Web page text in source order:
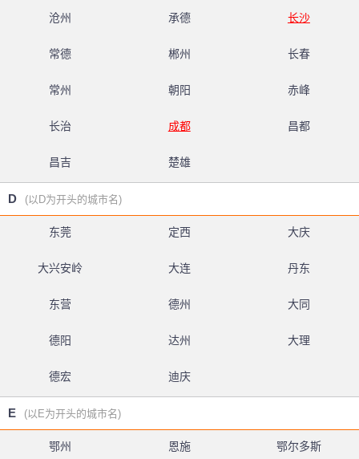
沧州 承德 长沙
常德 郴州 长春
常州 朝阳 赤峰
长治 成都 昌都
昌吉 楚雄
D (以D为开头的城市名)
东莞 定西 大庆
大兴安岭 大连 丹东
东营 德州 大同
德阳 达州 大理
德宏 迪庆
E (以E为开头的城市名)
鄂州 恩施 鄂尔多斯